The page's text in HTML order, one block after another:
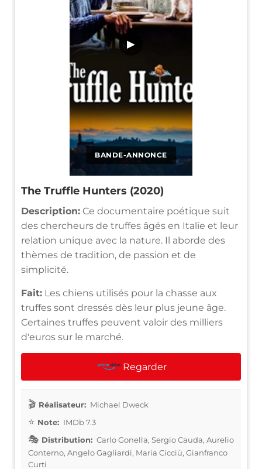
BANDE-ANNONCE
▶
The Truffle Hunters (2020)
Description: Ce documentaire poétique suit
des chercheurs de truffes âgés en Italie et leur
relation unique avec la nature. Il aborde des
thèmes de tradition, de passion et de
simplicité.
Fait: Les chiens utilisés pour la chasse aux
truffes sont dressés dès leur plus jeune âge.
Certaines truffes peuvent valoir des milliers
d'euros sur le marché.
Regarder
Réalisateur: Michael Dweck
Note: IMDb 7.3
Distribution: Carlo Gonella, Sergio Cauda, Aurelio
Conterno, Angelo Gagliardi, Maria Cicciù, Gianfranco
Curti